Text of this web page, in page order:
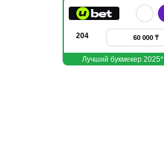
204 60 000 ₸
Лучший букмекер 2025*